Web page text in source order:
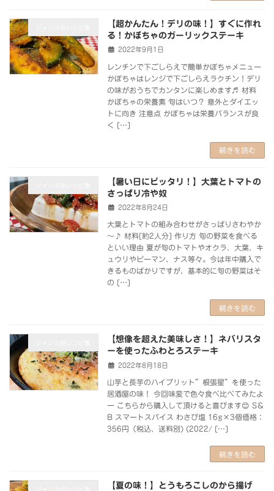
【超かんたん！デリの味！】すぐに作れ
る！かぼちゃのガーリックステーキ
2022年9月1日
レンチンで下ごしらえで簡単かぼちゃメニュー
かぼちゃはレンジで下ごしらえラクチン！デリ
の味がおうちでカンタンに楽しめます♬ 材料
かぼちゃの栄養素 旬はいつ？ 意外とダイエッ
トに向き 注意点 かぼちゃは栄養バランスが良
く […]
続きを読む
【暑い日にピッタリ！】大葉とトマトの
さっぱり冷や奴
2022年8月24日
大葉とトマトの組み合わせがさっぱりさわやか
～♪ 材料[約2人分] 作り方 旬の野菜を食べる
といい理由 夏が旬のトマトやオクラ、大葉、キ
ュウリやピーマン、ナス等々。今は年中購入で
きるものばかりですが、基本的に旬の野菜はそ
の […]
続きを読む
【想像を超えた美味しさ！】ネバリスタ
ーを使ったふわとろステーキ
2022年8月18日
山芋と長芋のハイブリット”根張星”を使った
居酒屋の味！ 今回味変で色々食べ比べてみたよ
ー こちらから購入して頂けると喜びます😊 S＆
B スマートスパイス わさび塩 16g×3個価格：
356円（税込、送料別) (2022/ […]
続きを読む
【夏の味！】とうもろこしのから揚げ